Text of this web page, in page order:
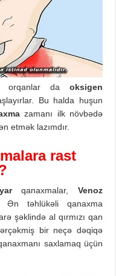
orqanlar da oksigen
Bu halda huşun
zamanı ilk növbədə
etmək lazımdır.
a rast
qanaxmalar, Venoz
Ən təhlükəli qanaxma
şəklində al qırmızı qan
bir neçə dəqiqə
saxlamaq üçün